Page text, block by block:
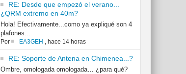
RE: Desde que empezó el verano...
¿QRM extremo en 40m?
Hola! Efectivamente...como ya expliqué son 4
plafones...
Por EA3GEH , hace 14 horas
RE: Soporte de Antena en Chimenea...?
Ombre, omologada omologada… ¿para qué?